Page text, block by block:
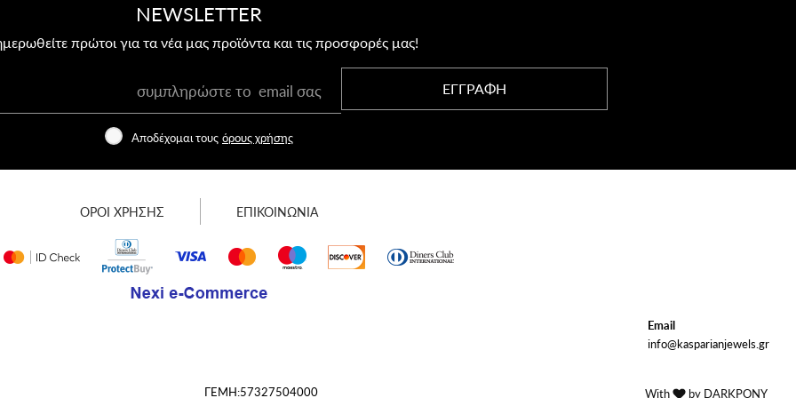
NEWSLETTER
πρώτοι για τα νέα μας προϊόντα και τις προσφορές μας!
ΕΓΓΡΑΦΗ
Αποδέχομαι τους όρους χρήσης
ΟΡΟΙ ΧΡΗΣΗΣ ΕΠΙΚΟΙΝΩΝΙΑ
Email
info@kasparianjewels.gr
ΓΕΜΗ:57327504000 With by DARKPONY